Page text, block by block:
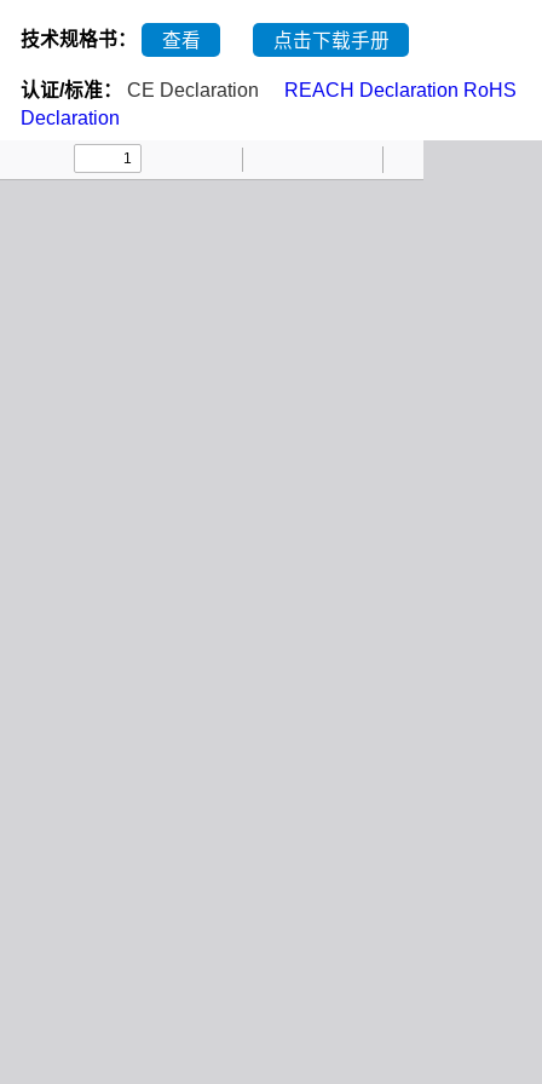
技术规格书： 查看 点击下载手册
认证/标准： CE Declaration REACH Declaration RoHS
Declaration